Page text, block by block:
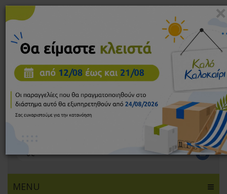
2106923633
Είσοδος μελών Επικοινωνία
0€
MENU
×